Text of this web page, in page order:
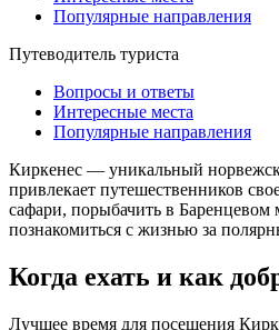
Популярные направления
Путеводитель туриста
Вопросы и ответы
Интересные места
Популярные направления
Киркенес — уникальный
привлекает путешественников
сафари, порыбачить в Баренцевом
познакомиться с жизнью за
Когда ехать и как
Лучшее время для посещения